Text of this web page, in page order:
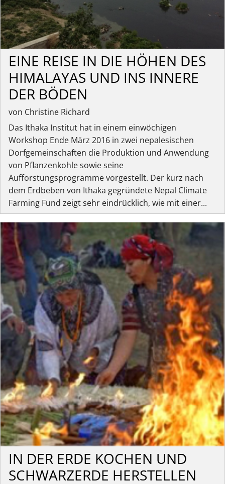
EINE REISE IN DIE HÖHEN DES
HIMALAYAS UND INS INNERE
DER BÖDEN
von Christine Richard
Das Ithaka Institut hat in einem einwöchigen
Workshop Ende März 2016 in zwei nepalesischen
Dorfgemeinschaften die Produktion und Anwendung
von Pflanzenkohle sowie seine
Aufforstungsprogramme vorgestellt. Der kurz nach
dem Erdbeben von Ithaka gegründete Nepal Climate
Farming Fund zeigt sehr eindrücklich, wie mit einer...
IN DER ERDE KOCHEN UND
SCHWARZERDE HERSTELLEN